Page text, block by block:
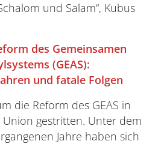
und Salam“, Kubus
des Gemeinsamen
(GEAS):
und fatale Folgen
die Reform des GEAS in
gestritten. Unter dem
Jahre haben sich